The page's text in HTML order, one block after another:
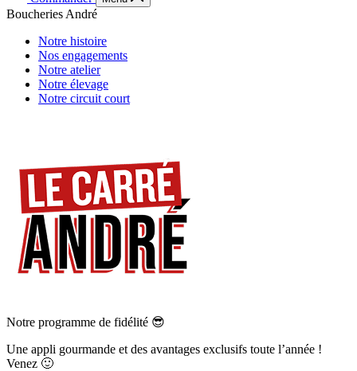
Boucheries André
Notre histoire
Nos engagements
Notre atelier
Notre élevage
Notre circuit court
Notre programme de fidélité 😎
Une appli gourmande et des avantages exclusifs toute l’année !
Venez 🙂